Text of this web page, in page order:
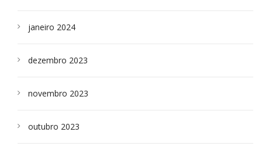
janeiro 2024
dezembro 2023
novembro 2023
outubro 2023